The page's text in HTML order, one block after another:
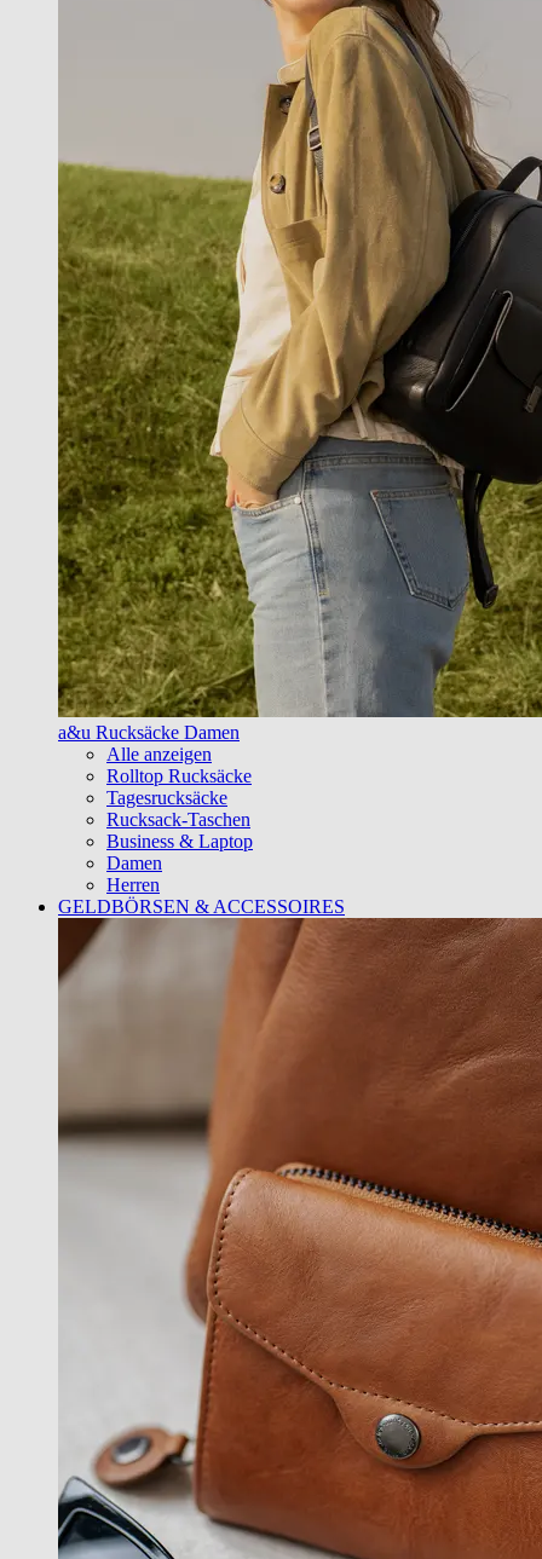
a&u Rucksäcke Damen
Alle anzeigen
Rolltop Rucksäcke
Tagesrucksäcke
Rucksack-Taschen
Business & Laptop
Damen
Herren
GELDBÖRSEN & ACCESSOIRES